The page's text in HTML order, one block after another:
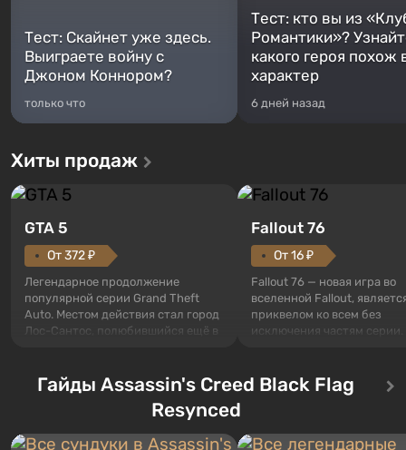
Тест: Скайнет уже здесь.
Выиграете войну с
Джоном Коннором?
только что
Тест: кто вы из
Романтики»?
какого героя похож
характер
6 дней назад
Хиты продаж
GTA 5
От 372 ₽
Легендарное продолжение
популярной серии Grand Theft
Auto. Местом действия стал город
Лос-Сантос, полюбившийся ещё в
сразу трех персонажей: Майкла,
Тревора и Франклина, между
Жанр и...
Fallout 76
От 16 ₽
Fallout 76 — новая игра во
вселенной Fallout,
приквелом ко всем без
исключения частям серии.
Оно же, по задумке
Vault-Tec, должно
Место действия Fallout...
Гайды Assassin's Creed Black Flag
Resynced